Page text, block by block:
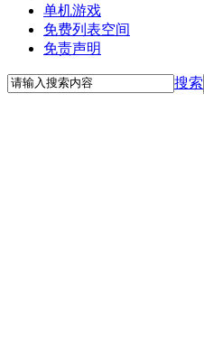
单机游戏
免费列表空间
免责声明
搜索